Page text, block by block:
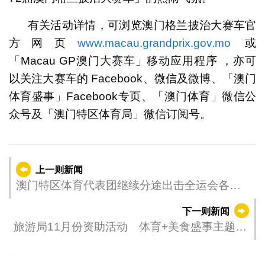
有关活动详情，可浏览澳门格兰披治大赛车官
方网页 www.macau.grandprix.gov.mo 或
「Macau GP澳门大赛车」移动应用程序 ，亦可
以关注大赛车的 Facebook、微信及微博、「澳门
体育盛事」Facebook专页、「澳门体育」微信公
众号及「澳门特区体育局」微信订阅号。
上一则新闻
澳门特区体育代表团继续分途出击全运会各项
下一则新闻
旅游局11月份资助活动 体育+美食盛事主题贯